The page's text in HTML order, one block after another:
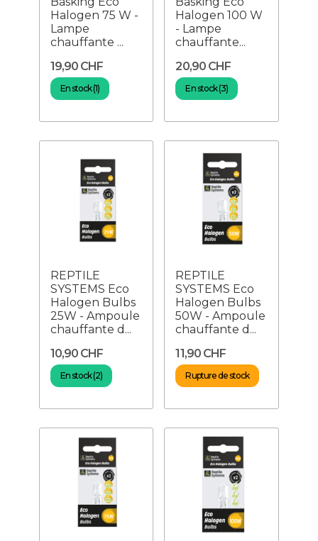
Halogen 75 W -
Lampe
chauffante ...
19,90 CHF
En stock (1)
Halogen 100 W
- Lampe
chauffante...
20,90 CHF
En stock (3)
REPTILE
SYSTEMS Eco
Halogen Bulbs
25W - Ampoule
chauffante d...
10,90 CHF
En stock (2)
REPTILE
SYSTEMS Eco
Halogen Bulbs
50W - Ampoule
chauffante d...
11,90 CHF
Rupture de stock